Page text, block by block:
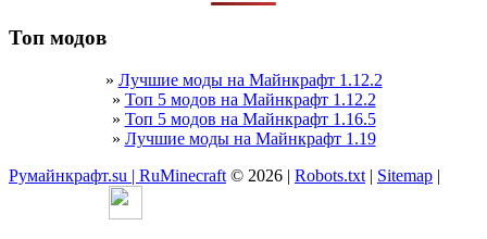
Топ модов
» Лучшие моды на Майнкрафт 1.12.2
» Топ 5 модов на Майнкрафт 1.12.2
» Топ 5 модов на Майнкрафт 1.16.5
» Лучшие моды на Майнкрафт 1.19
Румайнкрафт.su | RuMinecraft © 2026 | Robots.txt | Sitemap |